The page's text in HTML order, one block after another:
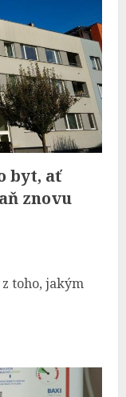
byt, ať
znovu
z toho, jakým